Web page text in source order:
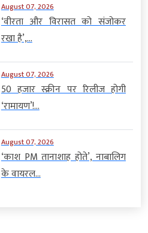
August 07, 2026
‘वीरता और विरासत को संजोकर
रखा है’,...
August 07, 2026
50 हजार स्क्रीन पर रिलीज होगी
‘रामायण’!...
August 07, 2026
‘काश PM तानाशाह होते’, नाबालिग
के वायरल...